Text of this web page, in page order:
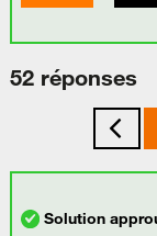
52 réponses